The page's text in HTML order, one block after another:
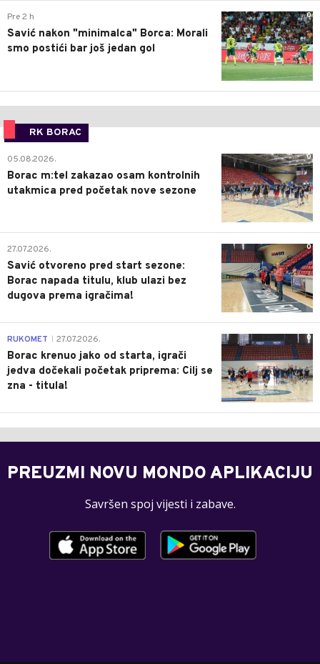
0
Pre 2 h
Savić nakon "minimalca" Borca: Morali
smo postići bar još jedan gol
RK BORAC
0
05.08.2026.
Borac m:tel zakazao osam kontrolnih
utakmica pred početak nove sezone
0
27.07.2026.
Savić otvoreno pred start sezone:
Borac napada titulu, klub ulazi bez
dugova prema igračima!
0
RUKOMET 27.07.2026.
Borac krenuo jako od starta, igrači
jedva dočekali početak priprema: Cilj se
zna - titula!
PREUZMI NOVU MONDO APLIKACIJU
Savršen spoj vijesti i zabave.